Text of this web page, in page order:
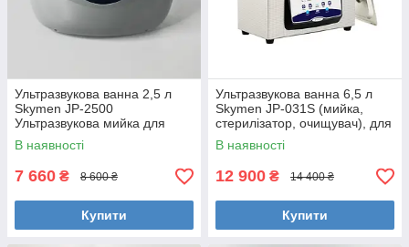
Ультразвукова ванна 2,5 л
Skymen JP-2500
Ультразвукова мийка для
інструментів
В наявності
7 660 ₴ 8 600 ₴
Купити
Ультразвукова ванна 6,5 л
Skymen JP-031S (мийка,
стерилізатор, очищувач), для
сто, стоматології
В наявності
12 900 ₴ 14 400 ₴
Купити